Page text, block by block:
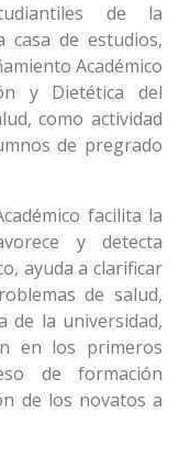
de la
casa de estudios,
Académico
y Dietética del
como actividad
de pregrado
facilita la
y detecta
ayuda a clarificar
de salud,
de la universidad,
en los primeros
de formación
de los novatos a